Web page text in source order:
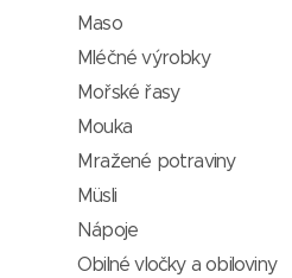
Maso
Mléčné výrobky
Mořské řasy
Mouka
Mražené potraviny
Müsli
Nápoje
Obilné vločky a obiloviny